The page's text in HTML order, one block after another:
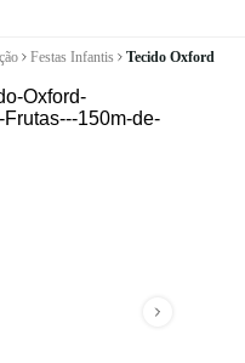
Festas Infantis Tecido Oxford